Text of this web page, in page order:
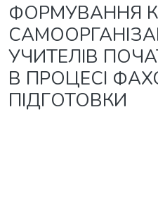
ФОРМУВАННЯ
УЧИТЕЛІВ
В ПРОЦЕСІ
ПІДГОТОВКИ